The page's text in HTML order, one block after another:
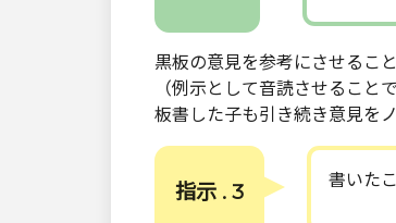
黒板の意見を参考にさせるこ
（例示として音読させること
板書した子も引き続き意見を
指示 . 3 書いた